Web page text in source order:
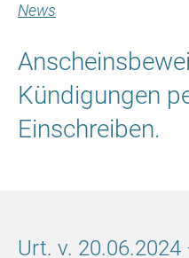
News
Kündigungen
Einschreiben.
Urt. v.